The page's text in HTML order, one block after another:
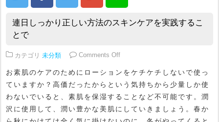
連日しっかり正しい方法のスキンケアを実践するこ
とで
カテゴリ 未分類 Comments Offon 連日しっかり正しい方法のス
お素肌のケアのためにローションをケチケチしないで使っ
ていますか？高価だったからという気持ちから少量しか使
わないでいると、素肌を保湿することなど不可能です。潤
沢に使用して、潤い豊かな美肌にしていきましょう。春か